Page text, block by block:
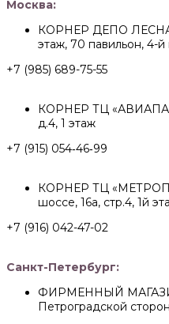
Москва:
КОРНЕР ДЕПО
этаж, 70 павильон, 4-й
+7 (985) 689-75-55
КОРНЕР ТЦ
д.4, 1 этаж
+7 (915) 054‑46‑99
КОРНЕР ТЦ
шоссе, 16а, стр.4, 1й
+7 (916) 042-47-02
Санкт-Петербург:
ФИРМЕННЫЙ
Петроградской